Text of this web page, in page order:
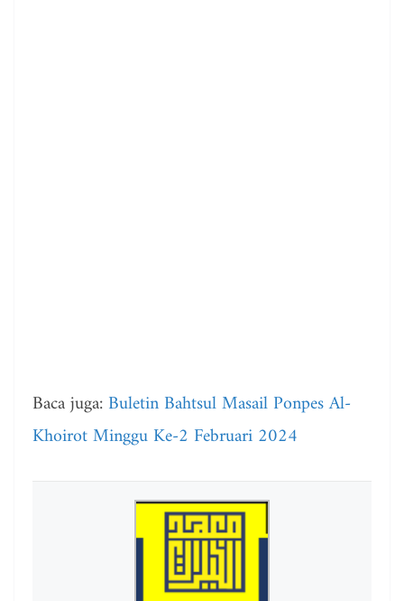
Baca juga: Buletin Bahtsul Masail Ponpes Al-
Khoirot Minggu Ke-2 Februari 2024